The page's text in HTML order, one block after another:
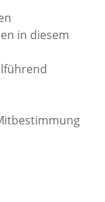
in diesem